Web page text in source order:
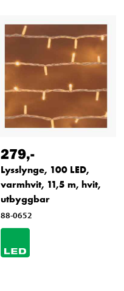
279,-
Lysslynge, 100 LED,
varmhvit, 11,5 m, hvit,
utbyggbar
88-0652